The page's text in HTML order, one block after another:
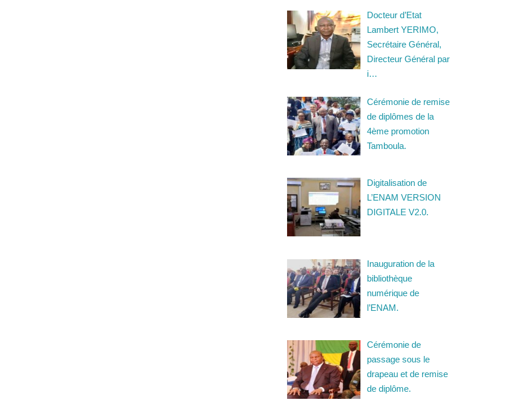
Docteur d’Etat
Lambert YERIMO,
Secrétaire Général,
Directeur Général par
i…
Cérémonie de remise
de diplômes de la
4ème promotion
Tamboula.
Digitalisation de
L’ENAM VERSION
DIGITALE V2.0.
Inauguration de la
bibliothèque
numérique de
l’ENAM.
Cérémonie de
passage sous le
drapeau et de remise
de diplôme.